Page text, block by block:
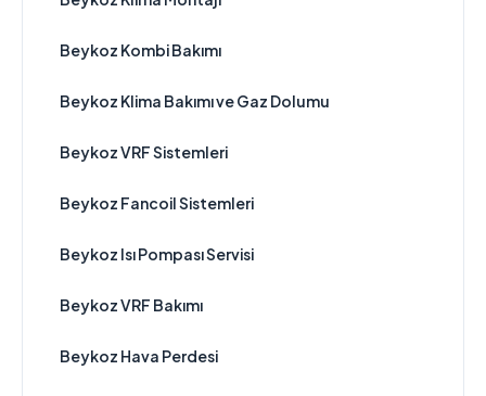
Beykoz Kombi Bakımı
Beykoz Klima Bakımı ve Gaz Dolumu
Beykoz VRF Sistemleri
Beykoz Fancoil Sistemleri
Beykoz Isı Pompası Servisi
Beykoz VRF Bakımı
Beykoz Hava Perdesi